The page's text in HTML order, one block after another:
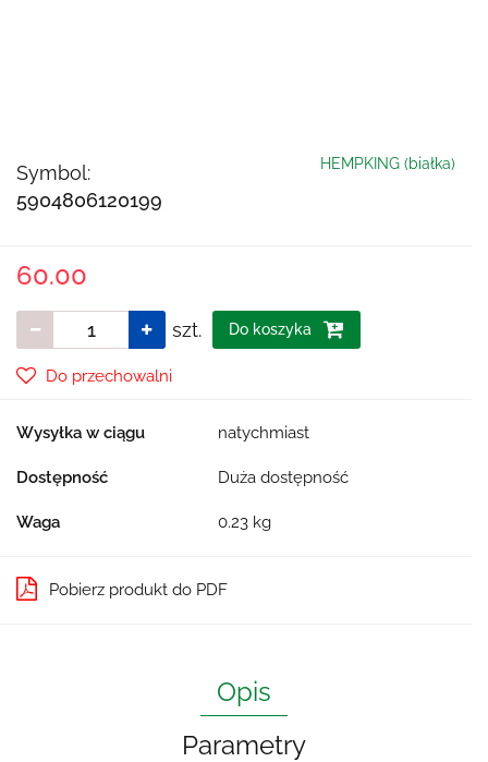
Symbol:
5904806120199
HEMPKING (białka)
60.00
szt. Do koszyka
Do przechowalni
Wysyłka w ciągu natychmiast
Dostępność Duża dostępność
Waga 0.23 kg
Pobierz produkt do PDF
Opis
Parametry